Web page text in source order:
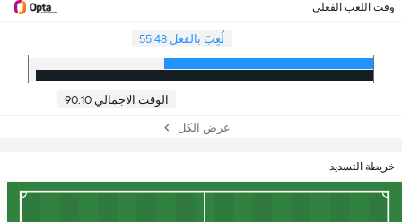
وقت اللعب الفعلي
لُعِبَ بالفعل 55:48
الوقت الاجمالي 90:10
عرض الكل
خريطة التسديد